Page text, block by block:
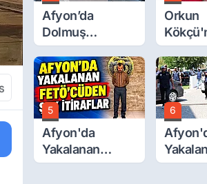
Afyon’da
Dolmuş
Ücretlerine
Yüzde 40 Zam
Talebi
Orkun
Namazı
5
Afyon'da
Yakalanan
FETÖ'Cüden
6